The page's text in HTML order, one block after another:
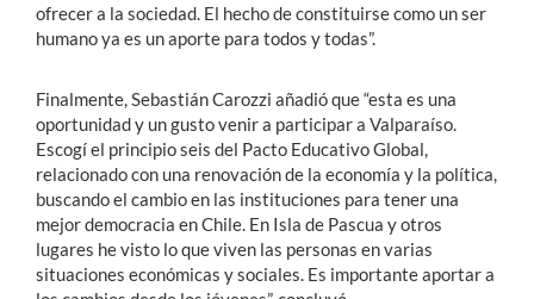
ofrecer a la sociedad. El hecho de constituirse como un ser
humano ya es un aporte para todos y todas”.
Finalmente, Sebastián Carozzi añadió que “esta es una
oportunidad y un gusto venir a participar a Valparaíso.
Escogí el principio seis del Pacto Educativo Global,
relacionado con una renovación de la economía y la política,
buscando el cambio en las instituciones para tener una
mejor democracia en Chile. En Isla de Pascua y otros
lugares he visto lo que viven las personas en varias
situaciones económicas y sociales. Es importante aportar a